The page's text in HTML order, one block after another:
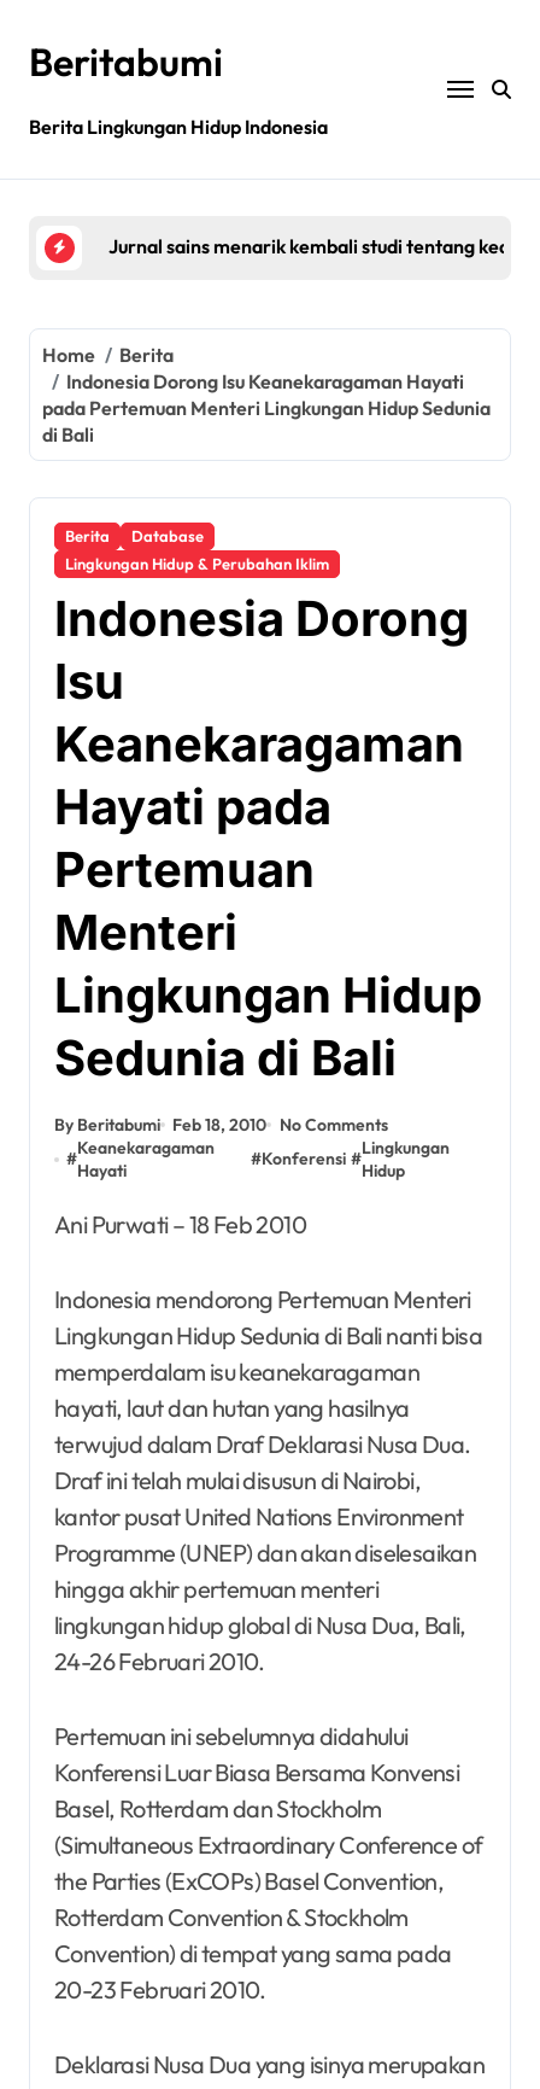
contentBeritabumi
Berita Lingkungan Hidup Indonesia
Filipina: MASIPAG Menentang Persetujuan Beras
Pestisida Dapat Membahayakan Mikroba Usus
Bagaimana rantai pasokan global yang tidak
Home
Berita
Indonesia Dorong Isu Keanekaragaman Hayati
pada Pertemuan Menteri Lingkungan Hidup Sedunia
di Bali
Berita
Database
Lingkungan Hidup & Perubahan Iklim
Indonesia Dorong
Isu
Keanekaragaman
Hayati pada
Pertemuan
Menteri
Lingkungan Hidup
Sedunia di Bali
By Beritabumi Feb 18, 2010
No Comments
#
Keanekaragaman
Hayati
#Konferensi #
Lingkungan
Hidup
Ani Purwati – 18 Feb 2010
Indonesia mendorong Pertemuan Menteri
Lingkungan Hidup Sedunia di Bali nanti bisa
memperdalam isu keanekaragaman
hayati, laut dan hutan yang hasilnya
terwujud dalam Draf Deklarasi Nusa Dua.
Draf ini telah mulai disusun di Nairobi,
kantor pusat United Nations Environment
Programme (UNEP) dan akan diselesaikan
hingga akhir pertemuan menteri
lingkungan hidup global di Nusa Dua, Bali,
24-26 Februari 2010.
Pertemuan ini sebelumnya didahului
Konferensi Luar Biasa Bersama Konvensi
Basel, Rotterdam dan Stockholm
(Simultaneous Extraordinary Conference of
the Parties (ExCOPs) Basel Convention,
Rotterdam Convention & Stockholm
Convention) di tempat yang sama pada
20-23 Februari 2010.
Deklarasi Nusa Dua yang isinya merupakan